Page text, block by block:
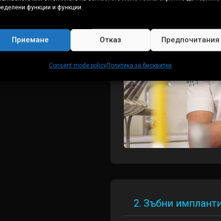
функции и функции.
Приемане Отказ Предпочитания
Consent mode policyПолитика за бисквитки
2. Зъбни